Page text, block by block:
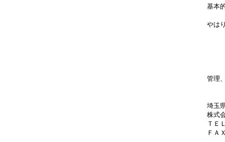
基本
やは
管理
埼玉
株式
ＴＥ
ＦＡ